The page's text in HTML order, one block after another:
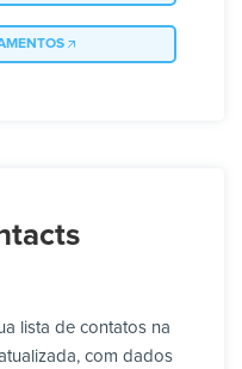
lista de contatos na
com dados